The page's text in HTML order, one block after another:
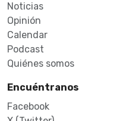
Noticias
Opinión
Calendar
Podcast
Quiénes somos
Encuéntranos
Facebook